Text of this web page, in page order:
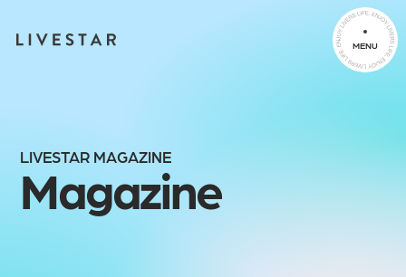
MENU
LIVESTAR MAGAZINE
Magazine